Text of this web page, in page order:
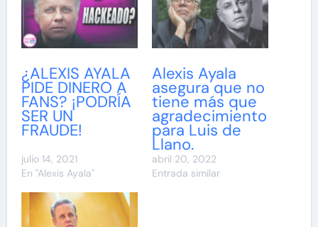
¿ALEXIS AYALA
PIDE DINERO A
FANS? ¡PODRÍA
SER UN
FRAUDE!
julio 14, 2021
En "Alexis Ayala"
Alexis Ayala
asegura que no
tiene más que
agradecimiento
para Luis de
Llano.
abril 20, 2022
Entrada similar